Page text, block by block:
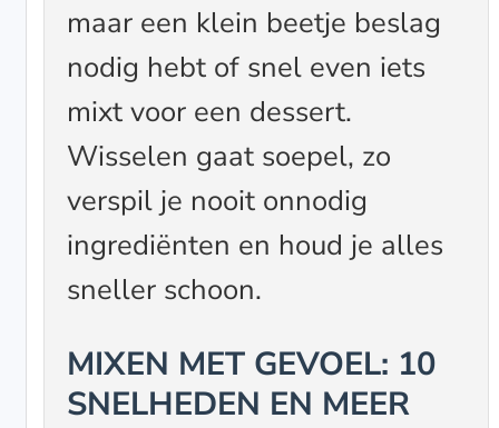
maar een klein beetje beslag
nodig hebt of snel even iets
mixt voor een dessert.
Wisselen gaat soepel, zo
verspil je nooit onnodig
ingrediënten en houd je alles
sneller schoon.
MIXEN MET GEVOEL: 10
SNELHEDEN EN MEER